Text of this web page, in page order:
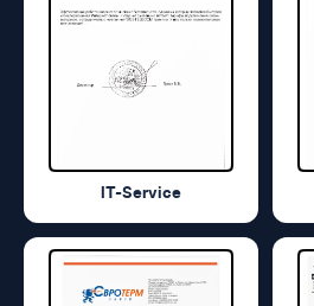
IT-Service